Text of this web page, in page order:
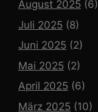
August 2025 (6)
Juli 2025 (8)
Juni 2025 (2)
Mai 2025 (2)
April 2025 (6)
März 2025 (10)